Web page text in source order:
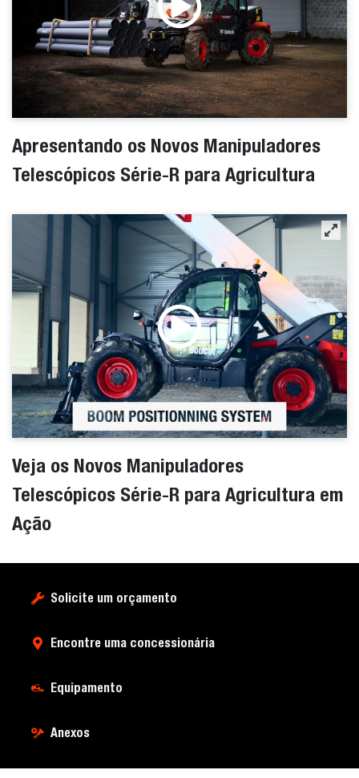
Apresentando os Novos Manipuladores
Telescópicos Série-R para Agricultura
Veja os Novos Manipuladores
Telescópicos Série-R para Agricultura em
Ação
Solicite um orçamento
Encontre uma concessionária
Equipamento
Anexos